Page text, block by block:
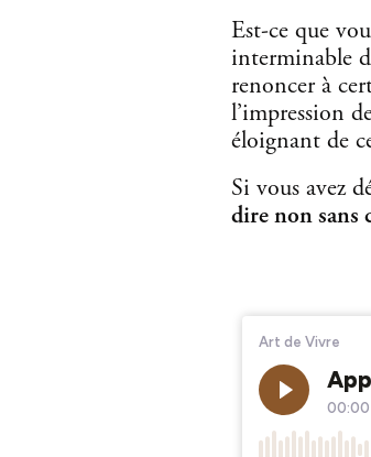
Est-ce que
interminable
renoncer à
l’impression
éloignant de
Si vous avez
dire non sans